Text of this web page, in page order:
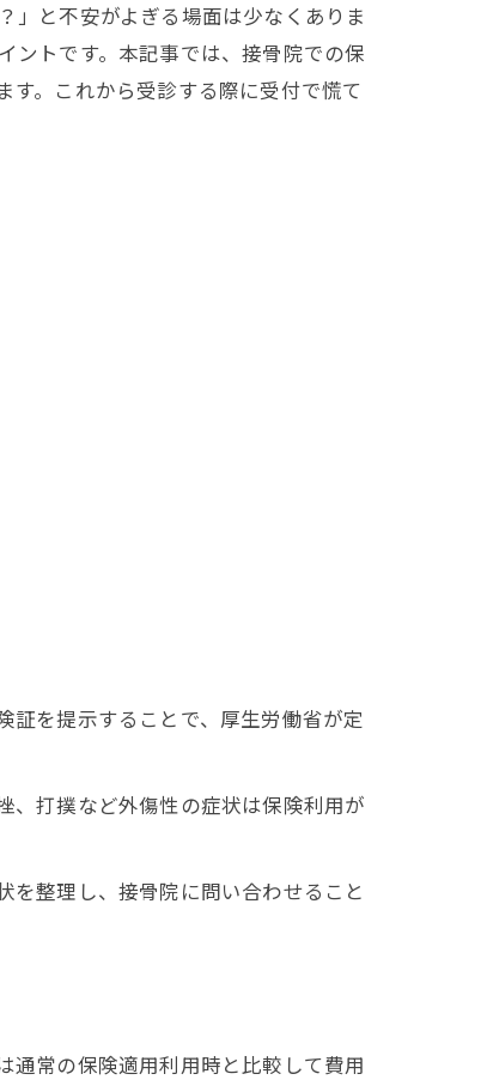
」と不安がよぎる場面は少なくありま
ントです。本記事では、接骨院での保
。これから受診する際に受付で慌て
を提示することで、厚生労働省が定
、打撲など外傷性の症状は保険利用が
を整理し、接骨院に問い合わせること
通常の保険適用利用時と比較して費用